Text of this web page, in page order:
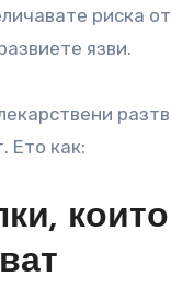
риска
язви.
Ето как:
които